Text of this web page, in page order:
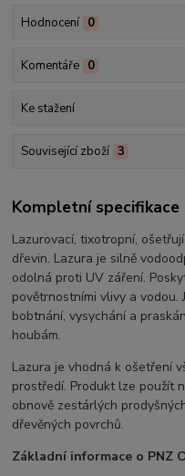
Hodnocení 0
Komentáře 0
Ke stažení
Související zboží 3
Kompletní specifikace
Lazurovací, tixotropní,
dřevin. Lazura je silně
odolná proti UV záření.
povětrnostními vlivy a vodou.
bobtnání, vysychání a
houbám.
Lazura je vhodná k ošetření
prostředí. Produkt lze použít
obnově zestárlých
dřevěných povrchů.
Základní informace o PNZ